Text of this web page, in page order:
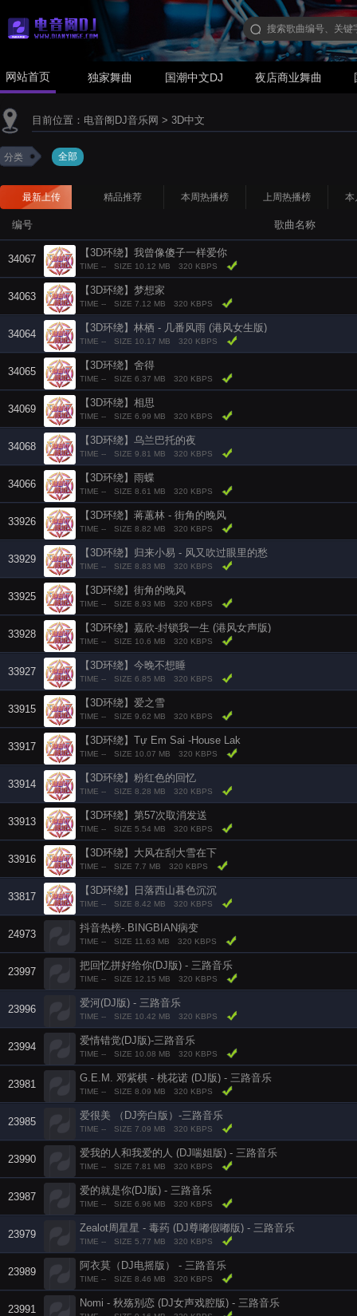
网站首页 独家舞曲 国潮中文DJ 夜店商业舞曲
目前位置： 电音阁DJ音乐网 > 3D中文
分类 全部
最新上传 精品推荐 本周热播榜 上周热播榜 本
编号 歌曲名称
34067
【3D环绕】我曾像傻子一样爱你
TIME -- SIZE 10.12 MB 320 KBPS
34063
【3D环绕】梦想家
TIME -- SIZE 7.12 MB 320 KBPS
34064
【3D环绕】林栖 - 几番风雨 (港风女生版)
TIME -- SIZE 10.17 MB 320 KBPS
34065
【3D环绕】舍得
TIME -- SIZE 6.37 MB 320 KBPS
34069
【3D环绕】相思
TIME -- SIZE 6.99 MB 320 KBPS
34068
【3D环绕】乌兰巴托的夜
TIME -- SIZE 9.81 MB 320 KBPS
34066
【3D环绕】雨蝶
TIME -- SIZE 8.61 MB 320 KBPS
33926
【3D环绕】蒋蕙林 - 街角的晚风
TIME -- SIZE 8.82 MB 320 KBPS
33929
【3D环绕】归来小易 - 风又吹过眼里的愁
TIME -- SIZE 8.83 MB 320 KBPS
33925
【3D环绕】街角的晚风
TIME -- SIZE 8.93 MB 320 KBPS
33928
【3D环绕】嘉欣-封锁我一生 (港风女声版)
TIME -- SIZE 10.6 MB 320 KBPS
33927
【3D环绕】今晚不想睡
TIME -- SIZE 6.85 MB 320 KBPS
33915
【3D环绕】爱之雪
TIME -- SIZE 9.62 MB 320 KBPS
33917
【3D环绕】Tự Em Sai -House Lak
TIME -- SIZE 10.07 MB 320 KBPS
33914
【3D环绕】粉红色的回忆
TIME -- SIZE 8.28 MB 320 KBPS
33913
【3D环绕】第57次取消发送
TIME -- SIZE 5.54 MB 320 KBPS
33916
【3D环绕】大风在刮大雪在下
TIME -- SIZE 7.7 MB 320 KBPS
33817
【3D环绕】日落西山暮色沉沉
TIME -- SIZE 8.42 MB 320 KBPS
24973
抖音热榜-.BINGBIAN病变
TIME -- SIZE 11.63 MB 320 KBPS
23997
把回忆拼好给你(DJ版) - 三路音乐
TIME -- SIZE 12.15 MB 320 KBPS
23996
爱河(DJ版) - 三路音乐
TIME -- SIZE 10.42 MB 320 KBPS
23994
爱情错觉(DJ版)-三路音乐
TIME -- SIZE 10.08 MB 320 KBPS
23981
G.E.M. 邓紫棋 - 桃花诺 (DJ版) - 三路音乐
TIME -- SIZE 8.09 MB 320 KBPS
23985
爱很美 （DJ旁白版）-三路音乐
TIME -- SIZE 7.09 MB 320 KBPS
23990
爱我的人和我爱的人 (DJ喘姐版) - 三路音乐
TIME -- SIZE 7.81 MB 320 KBPS
23987
爱的就是你(DJ版) - 三路音乐
TIME -- SIZE 6.96 MB 320 KBPS
23979
Zealot周星星 - 毒药 (DJ尊嘟假嘟版) - 三路音乐
TIME -- SIZE 5.77 MB 320 KBPS
23989
阿衣莫（DJ电摇版） - 三路音乐
TIME -- SIZE 8.46 MB 320 KBPS
23991
Nomi - 秋殇别恋 (DJ女声戏腔版) - 三路音乐